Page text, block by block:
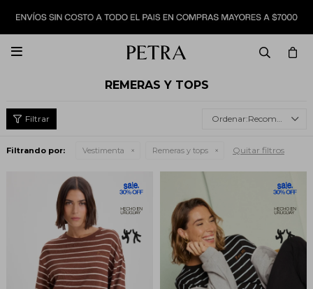

REMERAS Y TOPS
Recomendados
Filtrando por: Vestimenta Remeras y tops Quitar filtros